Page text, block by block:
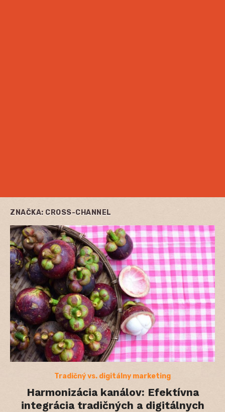
ZNAČKA: CROSS-CHANNEL
Tradičný vs. digitálny marketing
Harmonizácia kanálov: Efektívna
integrácia tradičných a digitálnych